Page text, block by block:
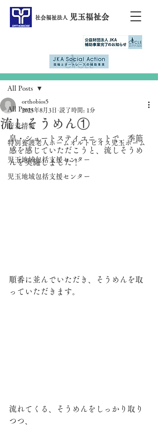
社会福祉法人 児玉福祉会
All Posts
新着情報
特別養護老人ホームオルトビオス児玉ホーム
児玉地域包括支援センター
児玉地域包括支援センター
All Posts
流しそうめん①
orthobios5
2023年8月3日 読了時間: 1分
皐・ショートステイユニットで、季節
感を感じていただこうと、流しそうめ
んを実施しました！
順番に並んでいただき、そうめんを取
っていただきます。
流れてくる、そうめんをしっかり取り
つつ、